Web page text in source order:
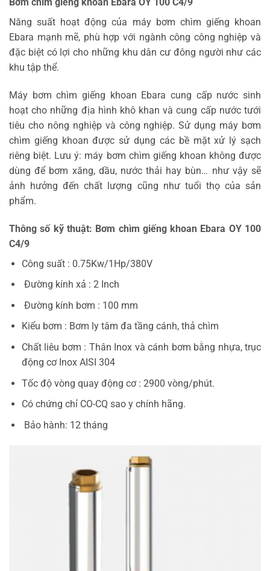
Năng suất hoạt động của máy bơm chìm giếng khoan
Ebara mạnh mẽ, phù hợp với ngành công công nghiệp và
đặc biệt có lợi cho những khu dân cư đông người như các
khu tập thể.
Máy bơm chìm giếng khoan Ebara cung cấp nước sinh
hoạt cho những địa hình khô khan và cung cấp nước tưới
tiêu cho nông nghiệp và công nghiệp. Sử dụng máy bơm
chìm giếng khoan được sử dụng các bề mặt xử lý sạch
riêng biệt. Lưu ý: máy bơm chìm giếng khoan không được
dùng để bơm xăng, dầu, nước thải hay bùn… như vậy sẽ
ảnh hưởng đến chất lượng cũng như tuổi thọ của sản
phẩm.
Thông số kỹ thuật: Bơm chìm giếng khoan Ebara OY 100
C4/9
Công suất : 0.75Kw/1Hp/380V
Đường kính xả : 2 Inch
Đường kính bơm : 100 mm
Kiểu bơm : Bơm ly tâm đa tầng cánh, thả chìm
Chất liêu bơm : Thân Inox và cánh bơm bằng nhựa, trục
động cơ Inox AISI 304
Tốc độ vòng quay động cơ : 2900 vòng/phút.
Có chứng chỉ CO-CQ sao y chính hãng.
Bảo hành: 12 tháng